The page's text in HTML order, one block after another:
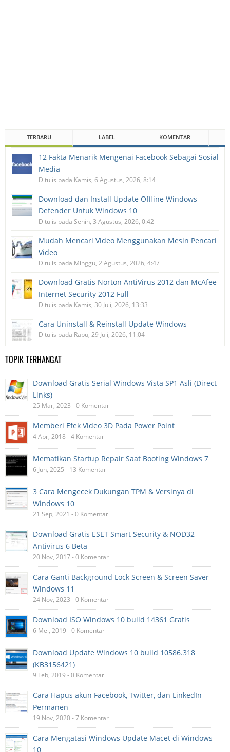
TERBARU LABEL KOMENTAR
12 Fakta Menarik Mengenai Facebook Sebagai Sosial
Media
Ditulis pada Kamis, 6 Agustus, 2026, 8:14
Download dan Install Update Offline Windows
Defender Untuk Windows 10
Ditulis pada Senin, 3 Agustus, 2026, 0:42
Mudah Mencari Video Menggunakan Mesin Pencari
Video
Ditulis pada Minggu, 2 Agustus, 2026, 4:47
Download Gratis Norton AntiVirus 2012 dan McAfee
Internet Security 2012 Full
Ditulis pada Kamis, 30 Juli, 2026, 13:33
Cara Uninstall & Reinstall Update Windows
Ditulis pada Rabu, 29 Juli, 2026, 11:04
TOPIK TERHANGAT
Download Gratis Serial Windows Vista SP1 Asli (Direct
Links)
25 Mar, 2023 - 0 Komentar
Memberi Efek Video 3D Pada Power Point
4 Apr, 2018 - 4 Komentar
Mematikan Startup Repair Saat Booting Windows 7
6 Jun, 2025 - 13 Komentar
3 Cara Mengecek Dukungan TPM & Versinya di
Windows 10
21 Sep, 2021 - 0 Komentar
Download Gratis ESET Smart Security & NOD32
Antivirus 6 Beta
20 Nov, 2017 - 0 Komentar
Cara Ganti Background Lock Screen & Screen Saver
Windows 11
24 Nov, 2023 - 0 Komentar
Download ISO Windows 10 build 14361 Gratis
6 Mei, 2019 - 0 Komentar
Download Update Windows 10 build 10586.318
(KB3156421)
9 Feb, 2019 - 0 Komentar
Cara Hapus akun Facebook, Twitter, dan LinkedIn
Permanen
19 Nov, 2020 - 7 Komentar
Cara Mengatasi Windows Update Macet di Windows
10